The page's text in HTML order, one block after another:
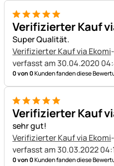
5 von 5
Verifizierter Kauf
Super Qualität.
Verifizierter Kauf via Ekomi
verfasst am 30.04.2020
0 von 0Kunden fanden diese
5 von 5
Verifizierter Kauf
sehr gut!
Verifizierter Kauf via Ekomi
verfasst am 30.03.2022
0 von 0Kunden fanden diese